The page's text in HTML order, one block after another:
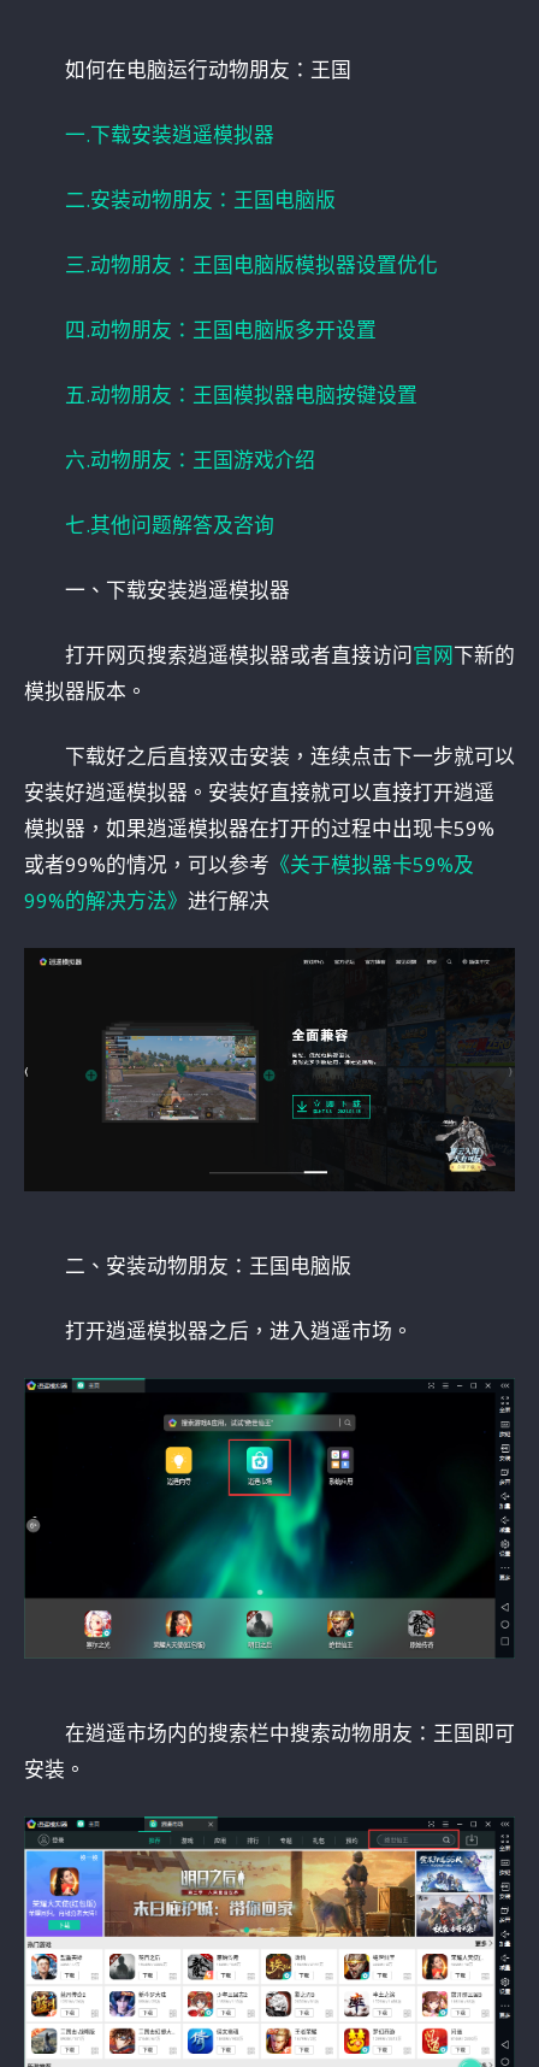
如何在电脑运行动物朋友：王国
一.下载安装逍遥模拟器
二.安装动物朋友：王国电脑版
三.动物朋友：王国电脑版模拟器设置优化
四.动物朋友：王国电脑版多开设置
五.动物朋友：王国模拟器电脑按键设置
六.动物朋友：王国游戏介绍
七.其他问题解答及咨询
一、下载安装逍遥模拟器
打开网页搜索逍遥模拟器或者直接访问官网下新的
模拟器版本。
下载好之后直接双击安装，连续点击下一步就可以
安装好逍遥模拟器。安装好直接就可以直接打开逍遥
模拟器，如果逍遥模拟器在打开的过程中出现卡59%
或者99%的情况，可以参考 《关于模拟器卡59%及
99%的解决方法》进行解决
二、安装动物朋友：王国电脑版
打开逍遥模拟器之后，进入逍遥市场。
在逍遥市场内的搜索栏中搜索动物朋友：王国即可
安装。